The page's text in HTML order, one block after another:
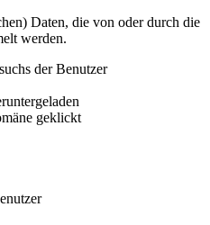
Daten, die von oder durch die
werden.
der Benutzer
geklickt